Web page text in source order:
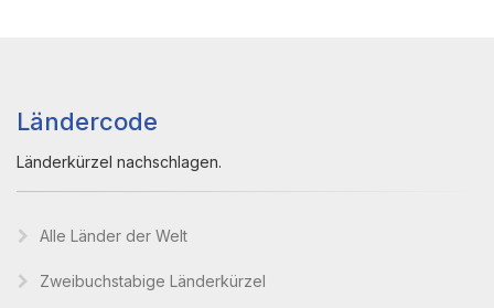
Ländercode
Länderkürzel nachschlagen.
Alle Länder der Welt
Zweibuchstabige Länderkürzel